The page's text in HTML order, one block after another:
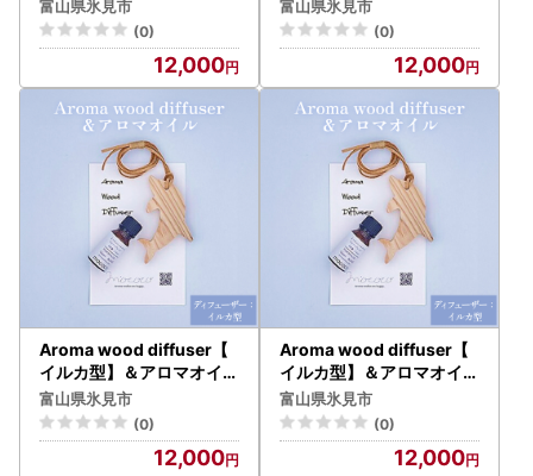
ルスブロック）】
富山県氷見市
(0)
12,000
富山県氷見市
(0)
12,000
Aroma wood diffuser【
イルカ型】＆アロマオイル
セット 【幸福（Happy）
】
富山県氷見市
(0)
12,000
Aroma wood diffuser【
イルカ型】＆アロマオイル
セット 【季節の香り】
富山県氷見市
(0)
12,000